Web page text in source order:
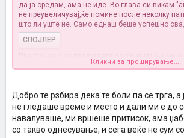
да ја средам, ама не иде. Во глава си викам
не преувеличувај,ќе помине после неколку
што ли уште не. Само еднаш беше успешно
СПОЈЛЕР
ми е убаво кога се бакнуваме, кога ме допира.
ама кога треба да се деси, се згрчувам, се
како да си помогнам, и искрено, не знам ни
ова, кога веќе сте одговориле на истиов
некаде да кажам. Всушност, и дечко ми го
Кога ќе кажам дека ме боли и дека неможам, се
Кликни за проширување...
Добро те рзбира дека те боли па се трга,
не гледаше време и место и дали ми е до
навалуваше, ми вршеше притисок, ама
со такво однесување, и сега веќе не сум со